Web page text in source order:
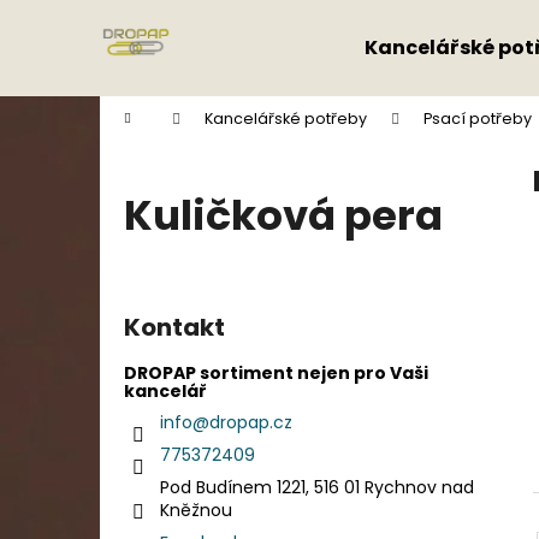
Kancelářské
Domů Kancelářské potřeby Psací potřeby
Kuličková pera
Kontakt
DROPAP sortiment nejen pro Vaši
kancelář
info@dropap.cz
775372409
Pod Budínem 1221, 516 01 Rychnov nad
Kněžnou
í
Zpět
do
Zpět
do